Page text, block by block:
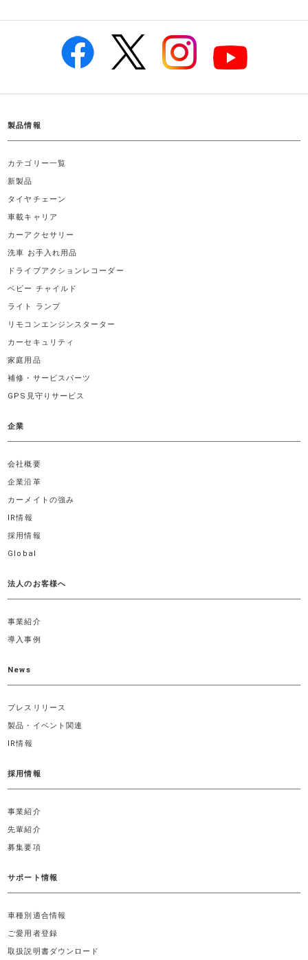
製品情報
カテゴリー一覧
新製品
タイヤチェーン
車載キャリア
カーアクセサリー
洗車 お手入れ用品
ドライブアクションレコーダー
ベビー チャイルド
ライト ランプ
リモコンエンジンスターター
カーセキュリティ
家庭用品
補修・サービスパーツ
GPS見守りサービス
企業
会社概要
企業沿革
カーメイトの強み
IR情報
採用情報
Global
法人のお客様へ
事業紹介
導入事例
News
プレスリリース
製品・イベント関連
IR情報
採用情報
事業紹介
先輩紹介
募集要項
サポート情報
車種別適合情報
ご愛用者登録
取扱説明書ダウンロード